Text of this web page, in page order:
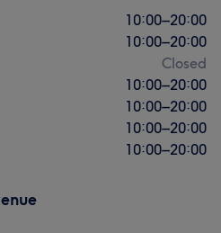
10:00–20:00
10:00–20:00
Closed
10:00–20:00
10:00–20:00
10:00–20:00
10:00–20:00